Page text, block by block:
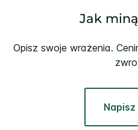
Jak
Opisz swoje wrażenia.